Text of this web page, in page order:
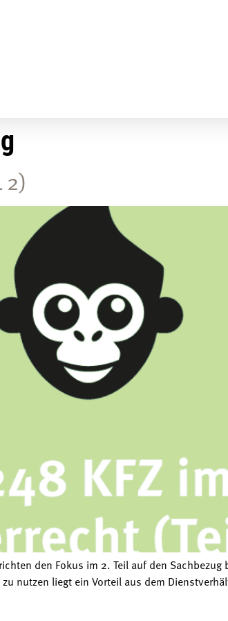
2)
den Fokus im 2. Teil auf den
nutzen liegt ein Vorteil aus dem